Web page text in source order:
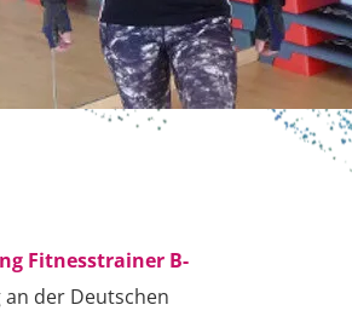
Fitnesstrainer B-
der Deutschen